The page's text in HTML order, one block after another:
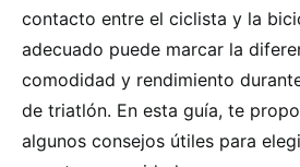
contacto entre el ciclista y la
adecuado puede marcar la
comodidad y rendimiento
de triatlón. En esta guía, te
algunos consejos útiles para